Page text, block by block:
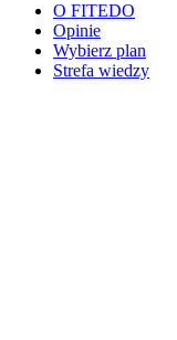
O FITEDO
Opinie
Wybierz plan
Strefa wiedzy